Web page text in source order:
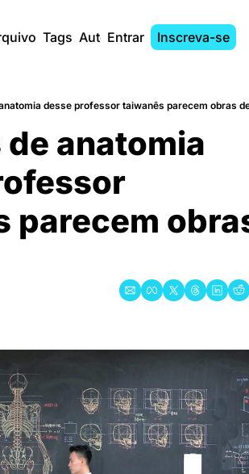
Tags AutoresEntrar Inscreva-se
desse professor taiwanês parecem obras
anatomia
parecem